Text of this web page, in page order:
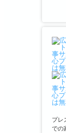
プレ
での